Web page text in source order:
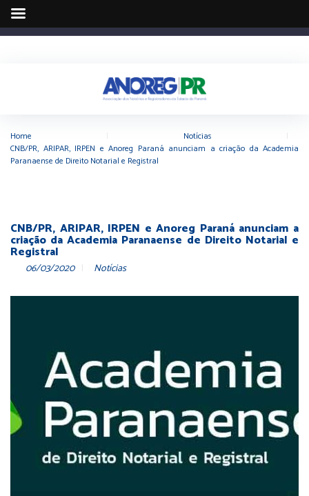
Home Notícias
CNB/PR, ARIPAR, IRPEN e Anoreg Paraná anunciam a criação da Academia
Paranaense de Direito Notarial e Registral
CNB/PR, ARIPAR, IRPEN e Anoreg Paraná anunciam a
criação da Academia Paranaense de Direito Notarial e
Registral
06/03/2020 Notícias